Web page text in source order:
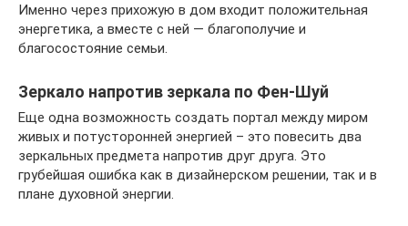
Именно через прихожую в дом входит положительная
энергетика, а вместе с ней — благополучие и
благосостояние семьи.
Зеркало напротив зеркала по Фен-Шуй
Еще одна возможность создать портал между миром
живых и потусторонней энергией – это повесить два
зеркальных предмета напротив друг друга. Это
грубейшая ошибка как в дизайнерском решении, так и в
плане духовной энергии.